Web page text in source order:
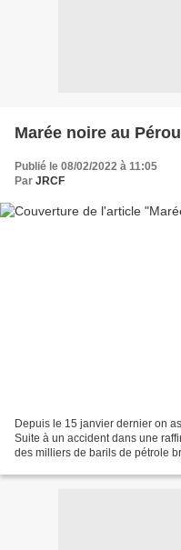
Marée noire au Pérou
Publié le 08/02/2022 à 11:05
Par JRCF
Depuis le 15 janvier dernier on
Suite à un accident dans une
des milliers de barils de pétrole